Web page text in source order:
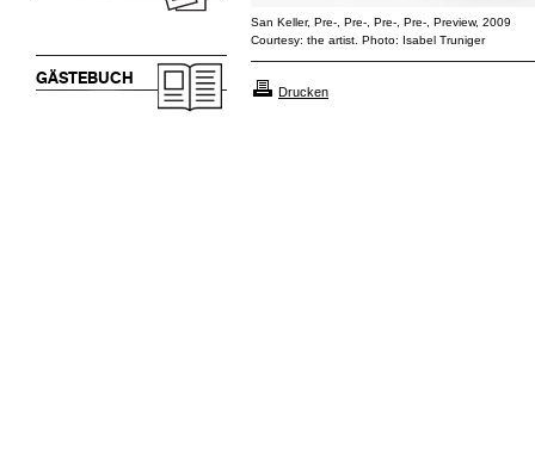
GÄSTEBUCH
San Keller, Pre-, Pre-, Pre-, Pre-, Preview, 2009
Courtesy: the artist. Photo: Isabel Truniger
Drucken